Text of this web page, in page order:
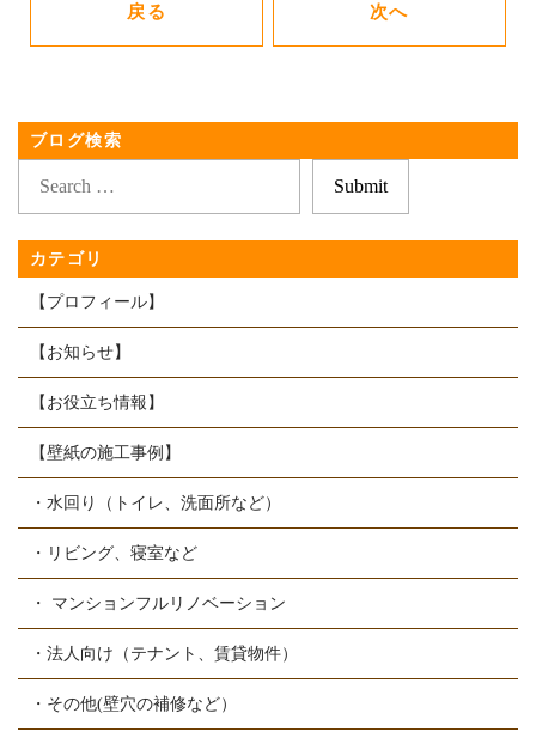
戻る 次へ
ブログ検索
カテゴリ
【プロフィール】
【お知らせ】
【お役立ち情報】
【壁紙の施工事例】
・水回り（トイレ、洗面所など）
・リビング、寝室など
・ マンションフルリノベーション
・法人向け（テナント、賃貸物件）
・その他(壁穴の補修など）